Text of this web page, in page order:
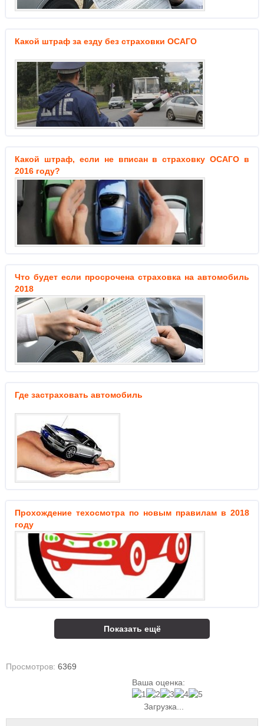
Какой штраф за езду без страховки ОСАГО
Какой штраф, если не вписан в страховку ОСАГО в
2016 году?
Что будет если просрочена страховка на автомобиль
2018
Где застраховать автомобиль
Прохождение техосмотра по новым правилам в 2018
году
Показать ещё
Просмотров: 6369
Ваша оценка:
Загрузка...